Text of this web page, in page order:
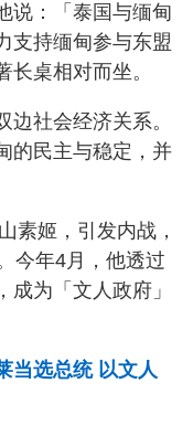
说：「泰国与缅甸
支持缅甸参与东盟
桌相对而坐。
社会经济关系。
的民主与稳定，并
素姬，引发内战，
今年4月，他透过
为「文人政府」
当选总统 以文人